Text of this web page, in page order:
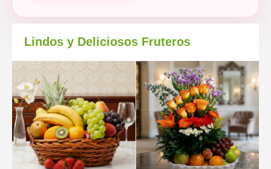
Lindos y Deliciosos Fruteros